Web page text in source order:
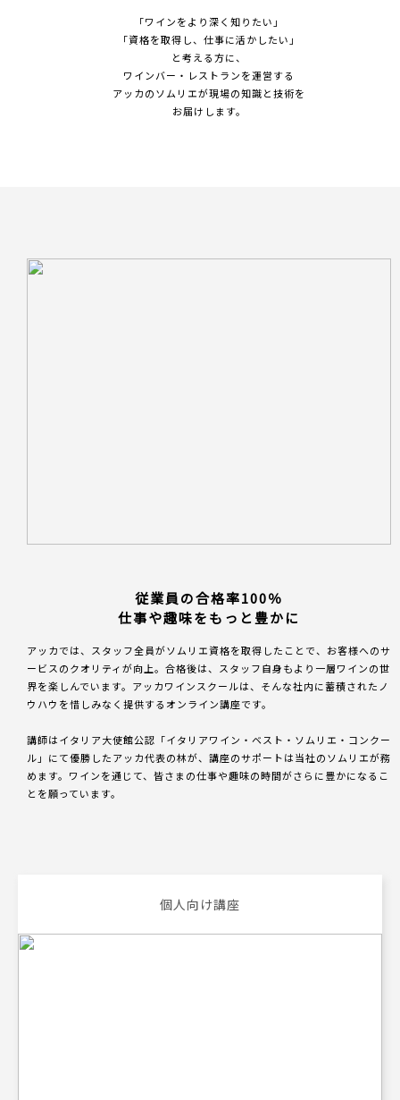
「ワインをより深く知りたい」
「資格を取得し、仕事に活かしたい」
と考える⽅に、
ワインバー‧レストランを運営する
アッカのソムリエが現場の知識と技術を
お届けします。
従業員の合格率100％
仕事や趣味をもっと豊かに
アッカでは、スタッフ全員がソムリエ資格を取得したことで、お客様へのサ
ービスのクオリティが向上。合格後は、スタッフ⾃⾝もより⼀層ワインの世
界を楽しんでいます。アッカワインスクールは、そんな社内に蓄積されたノ
ウハウを惜しみなく提供するオンライン講座です。
講師はイタリア⼤使館公認「イタリアワイン・ベスト・ソムリエ・コンクー
ル」にて優勝したアッカ代表の林が、講座のサポートは当社のソムリエが務
めます。ワインを通じて、皆さまの仕事や趣味の時間がさらに豊かになるこ
とを願っています。
個人向け講座